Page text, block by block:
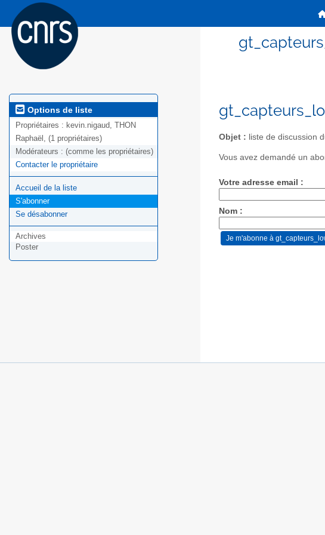
Options de liste
Propriétaires : kevin.nigaud, THON
Raphaël, (1 propriétaires)
Modérateurs : (comme les propriétaires)
Contacter le propriétaire
Accueil de la liste
S'abonner
Se désabonner
Archives
Poster
Objet : liste de discussion
Vous avez demandé un
Votre adresse email :
Nom :